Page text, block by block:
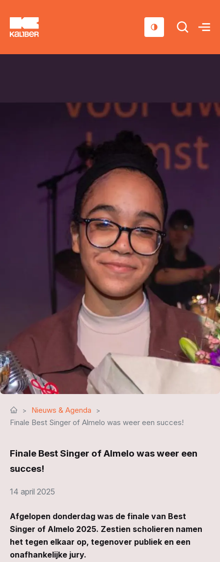
Sociaal domein
Nieuws & Agenda
Nieuws & Agenda
Finale Best Singer of Almelo was weer een succes!
Finale Best Singer of Almelo was weer een
succes!
14 april 2025
Afgelopen donderdag was de finale van Best
Singer of Almelo 2025. Zestien scholieren namen
het tegen elkaar op, tegenover publiek en een
onafhankelijke jury.